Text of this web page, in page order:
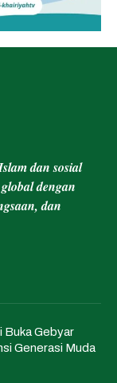
dan sosial
dengan
dan
Buka Gebyar
Generasi Muda